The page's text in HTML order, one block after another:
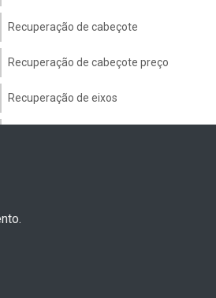
Recuperação de cabeçote
Recuperação de cabeçote preço
Recuperação de eixos